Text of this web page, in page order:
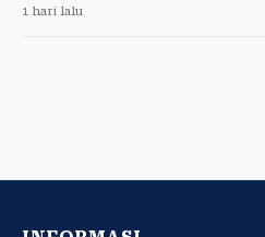
1 hari lalu